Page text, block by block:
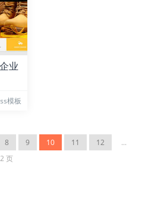
业
模板
8 9 10 11 12
...
页